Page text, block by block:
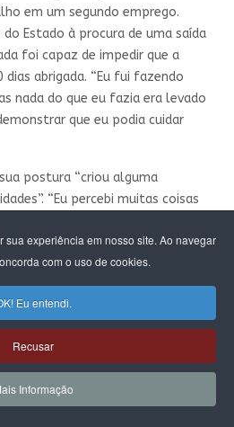
sua experiência em nosso site. Ao navegar
com o uso de cookies.
Eu entendi.
Recusar
Informação
em um segundo emprego.
do Estado à procura de uma saída
foi capaz de impedir que a
abrigada. “Eu fui fazendo
nada do que eu fazia era levado
que eu podia cuidar
postura “criou alguma
“Eu percebi muitas coisas
porque eu contestei o
Eles gostariam que eu
e não denunciasse os erros
de preconceito por parte da
quarta (15), foi surpreendida
de desabrigamento da filha:
muito machucada por dentro,